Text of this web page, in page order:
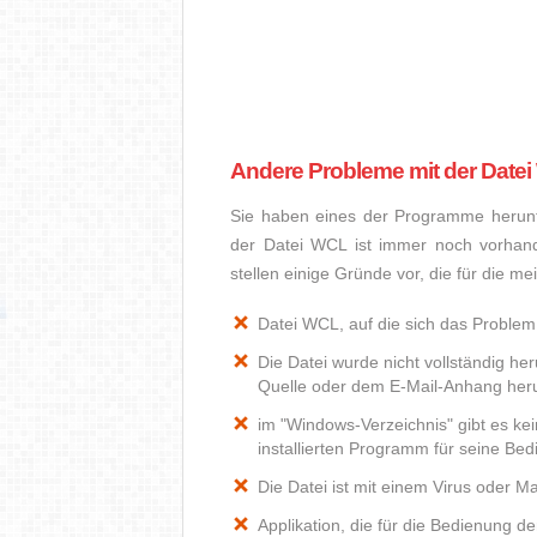
Andere Probleme mit der Datei
Sie haben eines der Programme
der Datei WCL ist immer noch
stellen einige Gründe vor, die für die
Datei WCL, auf die sich das
Die Datei wurde nicht vollständig
Quelle oder dem E-Mail-Anhang
im "Windows-Verzeichnis" gibt es
installierten Programm für seine
Die Datei ist mit einem Virus oder
Applikation, die für die Bedienung